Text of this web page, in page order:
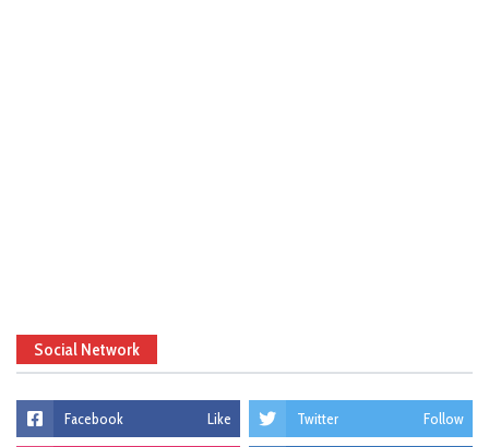
Social Network
Facebook Like Twitter Follow